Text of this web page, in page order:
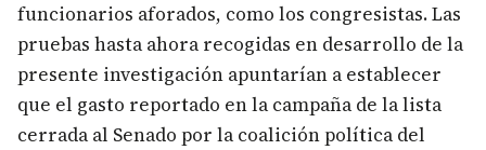
funcionarios aforados, como los congresistas. Las
pruebas hasta ahora recogidas en desarrollo de la
presente investigación apuntarían a establecer
que el gasto reportado en la campaña de la lista
cerrada al Senado por la coalición política del